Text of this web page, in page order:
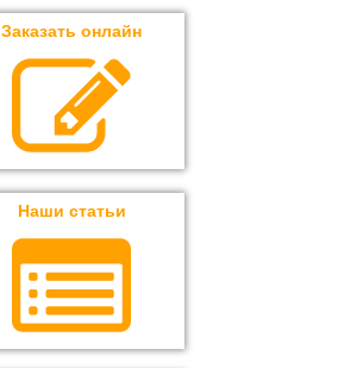
Заказать онлайн
Наши статьи